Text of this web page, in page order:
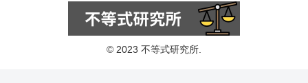
© 2023 不等式研究所.